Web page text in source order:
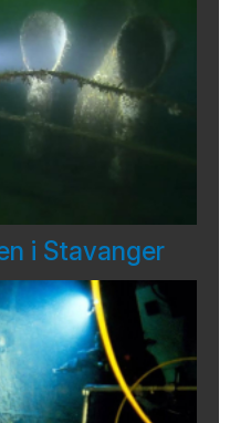
i Stavanger